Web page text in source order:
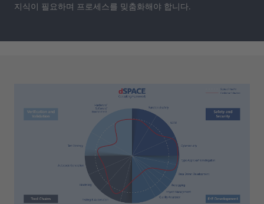
지식이 필요하며 프로세스를 밎춤화해야 합니다.